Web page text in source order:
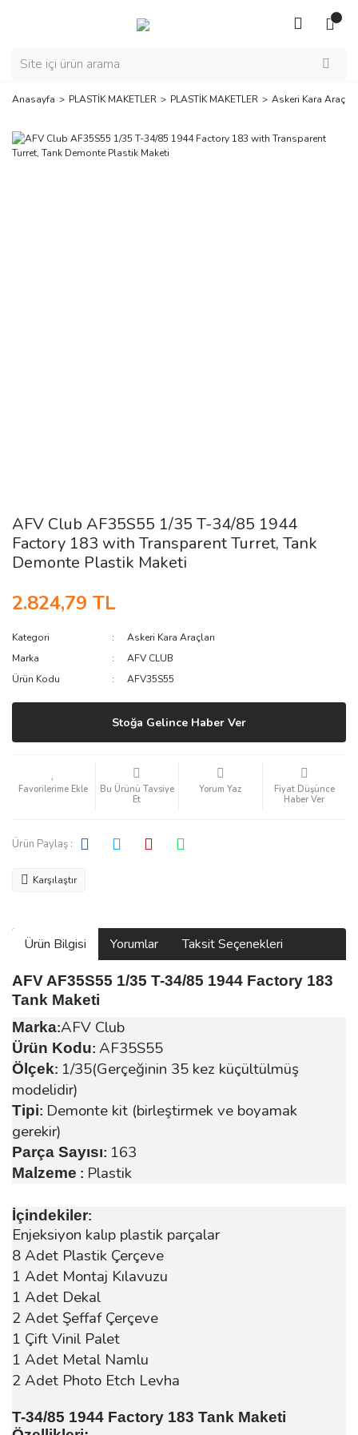
Anasayfa PLASTİK MAKETLER PLASTİK MAKETLER Askeri Kara
AFV Club AF35S55 1/35 T-34/85 1944
Factory 183 with Transparent Turret, Tank
Demonte Plastik Maketi
2.824,79 TL
Kategori
Askeri Kara Araçları
Marka
AFV CLUB
Ürün Kodu
AFV35S55
Stoğa Gelince Haber Ver
Bu Ürünü Tavsiye
Et
Yorum Yaz
Fiyat Düşünce
Haber Ver
Ürün Paylaş :
Karşılaştır
Ürün Bilgisi Yorumlar Taksit Seçenekleri
AFV AF35S55 1/35 T-34/85 1944 Factory 183
Tank Maketi
Marka:AFV Club
Ürün Kodu: AF35S55
Ölçek: 1/35(Gerçeğinin 35 kez küçültülmüş
modelidir)
Tipi: Demonte kit (birleştirmek ve boyamak
gerekir)
Parça Sayısı: 163
Malzeme : Plastik
İçindekiler:
Enjeksiyon kalıp plastik parçalar
8 Adet Plastik Çerçeve
1 Adet Montaj Kılavuzu
1 Adet Dekal
2 Adet Şeffaf Çerçeve
1 Çift Vinil Palet
1 Adet Metal Namlu
2 Adet Photo Etch Levha
T-34/85 1944 Factory 183 Tank Maketi